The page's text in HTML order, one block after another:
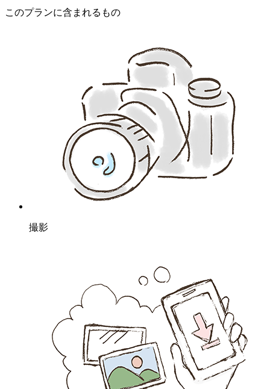
このプランに含まれるもの
撮影